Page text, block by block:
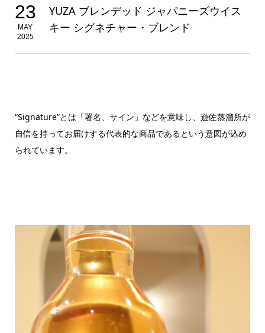
23
MAY
2025
YUZA ブレンデッド ジャパニーズウイス
キー シグネチャー・ブレンド
“Signature”とは「署名、サイン」などを意味し、遊佐蒸溜所が
自信を持ってお届けする代表的な商品であるという意図が込め
られています。